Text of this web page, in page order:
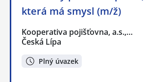
která má smysl (m/ž)
Kooperativa pojišťovna, a.s.,…
Česká Lípa
Plný úvazek